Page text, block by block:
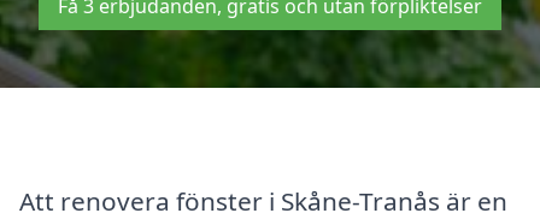
Få 3 erbjudanden, gratis och utan förpliktelser
Att renovera fönster i Skåne-Tranås är en